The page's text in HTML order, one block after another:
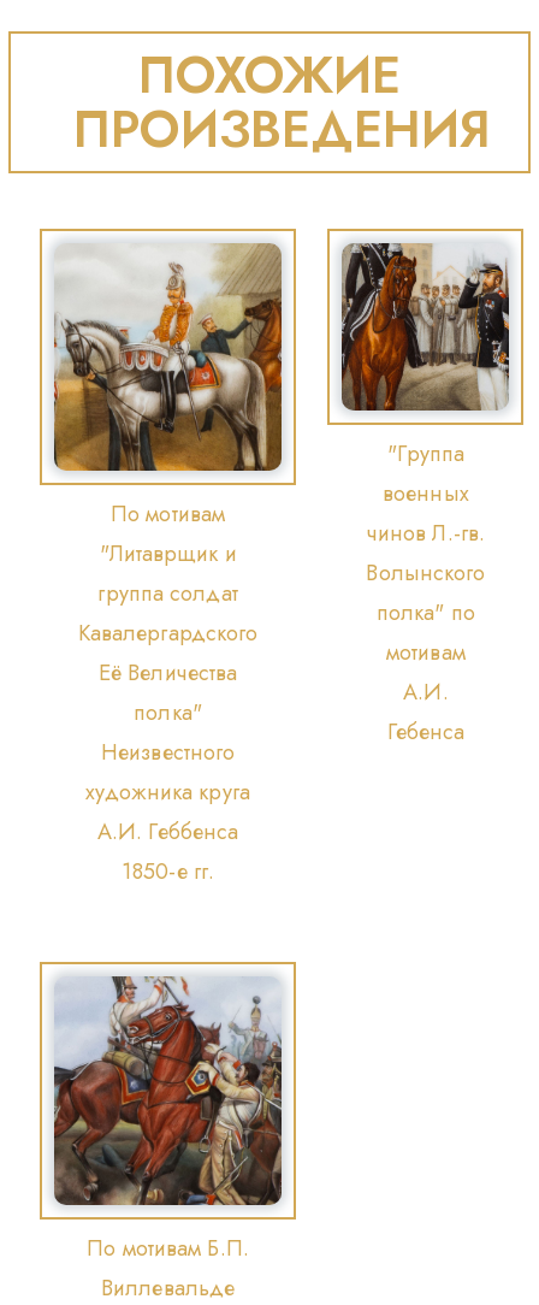
ПОХОЖИЕ
ПРОИЗВЕДЕНИЯ
По мотивам
"Литаврщик и
группа солдат
Кавалергардского
Её Величества
полка"
Неизвестного
художника круга
А.И. Геббенса
1850-е гг.
"Группа
военных
чинов Л.-гв.
Волынского
полка" по
мотивам
А.И.
Гебенса
По мотивам Б.П.
Виллевальде